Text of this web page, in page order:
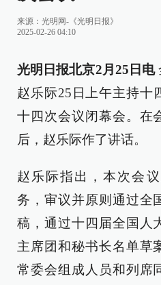
来源： 光明网-《光明日报》
2025-02-26 04:10
光明日报北京2月25日电
赵乐际25日上午主持十
十四次会议闭幕会。在
后，赵乐际作了讲话。
赵乐际指出，本次会
务，审议并原则通过全
稿，通过十四届全国人
主席团和秘书长名单草
常委会组成人员和列席